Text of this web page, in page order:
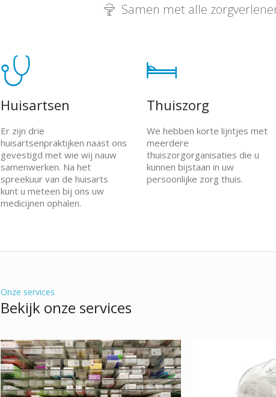
Samen met alle
Huisartsen
Er zijn drie
huisartsenpraktijken naast ons
gevestigd met wie wij nauw
samenwerken. Na het
spreekuur van de huisarts
kunt u meteen bij ons uw
medicijnen ophalen.
Thuiszorg
We hebben korte lijntjes met
meerdere
thuiszorgorganisaties die u
kunnen bijstaan in uw
persoonlijke zorg thuis.
Onze services
Bekijk onze services